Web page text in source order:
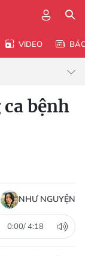
VIDEO
bệnh
NHƯ NGUYỆN
0:00/4:18